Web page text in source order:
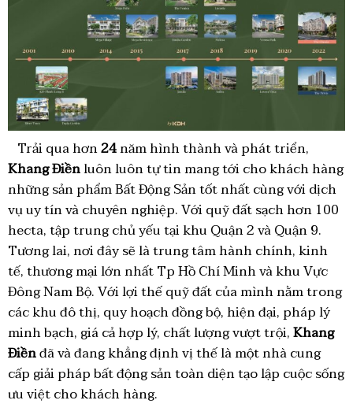
Trải qua hơn24năm hình thành và phát triển,
Khang Điềnluôn luôn tự tin mang tới cho khách hàng
những sản phẩm Bất Động Sản tốt nhất cùng với dịch
vụ uy tín và chuyên nghiệp. Với quỹ đất sạch hơn 100
hecta, tập trung chủ yếu tại khu Quận 2 và Quận 9.
Tương lai, nơi đây sẽ là trung tâm hành chính, kinh
tế, thương mại lớn nhất Tp Hồ Chí Minh và khu Vực
Đông Nam Bộ. Với lợi thế quỹ đất của mình nằm trong
các khu đô thị, quy hoạch đồng bộ, hiện đại, pháp lý
minh bạch, giá cả hợp lý, chất lượng vượt trội,Khang
Điềnđã và đang khẳng định vị thế là một nhà cung
cấp giải pháp bất động sản toàn diện tạo lập cuộc sống
ưu việt cho khách hàng.